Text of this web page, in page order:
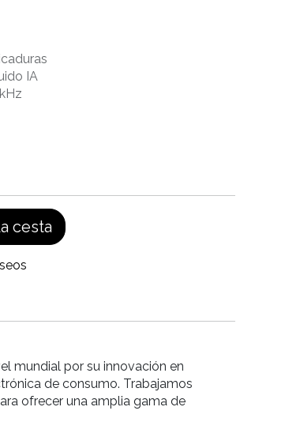
IA
cesta
mundial por su innovación en
de consumo. Trabajamos
ofrecer una amplia gama de